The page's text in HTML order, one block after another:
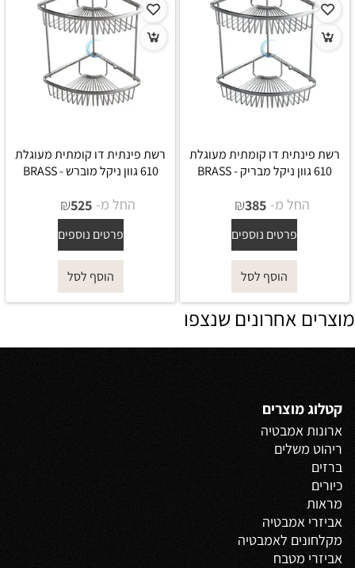
רשת פינתית דו קומתית מעוגלת
610 גוון ניקל מבריק - BRASS
החל מ- ₪385
פרטים נוספים
הוסף לסל
רשת פינתית דו קומתית מעוגלת
610 גוון ניקל מוברש - BRASS
החל מ- ₪525
פרטים נוספים
הוסף לסל
מוצרים אחרונים שנצפו
קטלוג מוצרים
ארונות אמבטיה
ריהוט משלים
ברזים
כיורים
מראות
אביזרי אמבטיה
מקלחונים לאמבטיה
אביזרי מטבח